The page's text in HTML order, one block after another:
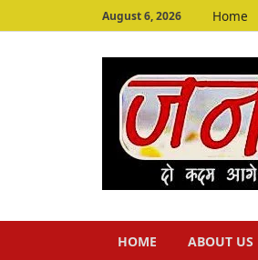
August 6, 2026 Home
HOME ABOUT US